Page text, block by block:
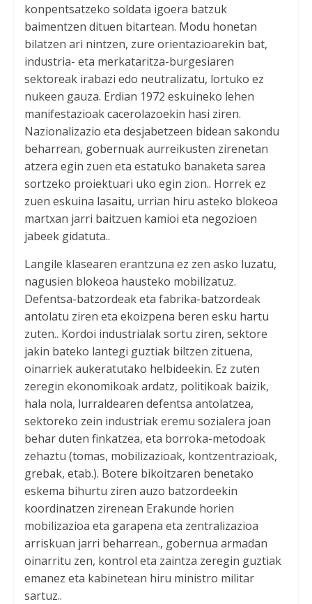
konpentsatzeko soldata igoera batzuk
baimentzen dituen bitartean. Modu honetan
bilatzen ari nintzen, zure orientazioarekin bat,
industria- eta merkataritza-burgesiaren
sektoreak irabazi edo neutralizatu, lortuko ez
nukeen gauza. Erdian 1972 eskuineko lehen
manifestazioak cacerolazoekin hasi ziren.
Nazionalizazio eta desjabetzeen bidean sakondu
beharrean, gobernuak aurreikusten zirenetan
atzera egin zuen eta estatuko banaketa sarea
sortzeko proiektuari uko egin zion.. Horrek ez
zuen eskuina lasaitu, urrian hiru asteko blokeoa
martxan jarri baitzuen kamioi eta negozioen
jabeek gidatuta..
Langile klasearen erantzuna ez zen asko luzatu,
nagusien blokeoa hausteko mobilizatuz.
Defentsa-batzordeak eta fabrika-batzordeak
antolatu ziren eta ekoizpena beren esku hartu
zuten.. Kordoi industrialak sortu ziren, sektore
jakin bateko lantegi guztiak biltzen zituena,
oinarriek aukeratutako helbideekin. Ez zuten
zeregin ekonomikoak ardatz, politikoak baizik,
hala nola, lurraldearen defentsa antolatzea,
sektoreko zein industriak eremu sozialera joan
behar duten finkatzea, eta borroka-metodoak
zehaztu (tomas, mobilizazioak, kontzentrazioak,
grebak, etab.). Botere bikoitzaren benetako
eskema bihurtu ziren auzo batzordeekin
koordinatzen zirenean Erakunde horien
mobilizazioa eta garapena eta zentralizazioa
arriskuan jarri beharrean., gobernua armadan
oinarritu zen, kontrol eta zaintza zeregin guztiak
emanez eta kabinetean hiru ministro militar
sartuz..